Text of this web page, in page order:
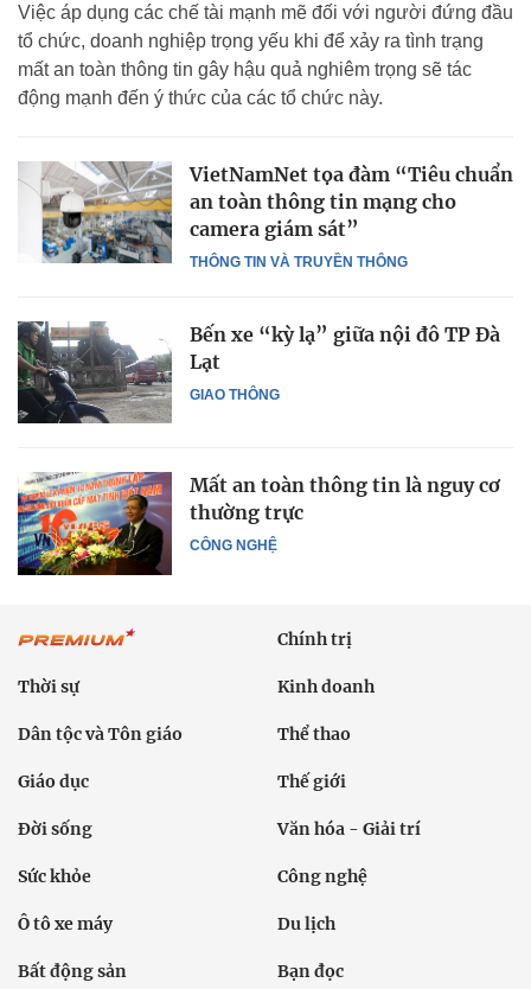
Việc áp dụng các chế tài mạnh mẽ đối với người đứng đầu
tổ chức, doanh nghiệp trọng yếu khi để xảy ra tình trạng
mất an toàn thông tin gây hậu quả nghiêm trọng sẽ tác
động mạnh đến ý thức của các tổ chức này.
THÔNG TIN VÀ TRUYỀN THÔNG
VietNamNet tọa đàm “Tiêu chuẩn
an toàn thông tin mạng cho
camera giám sát”
GIAO THÔNG
Bến xe “kỳ lạ” giữa nội đô TP Đà
Lạt
CÔNG NGHỆ
Mất an toàn thông tin là nguy cơ
thường trực
Chính trị
Thời sự Kinh doanh
Dân tộc và Tôn giáo Thể thao
Giáo dục Thế giới
Đời sống Văn hóa - Giải trí
Sức khỏe Công nghệ
Ô tô xe máy Du lịch
Bất động sản Bạn đọc